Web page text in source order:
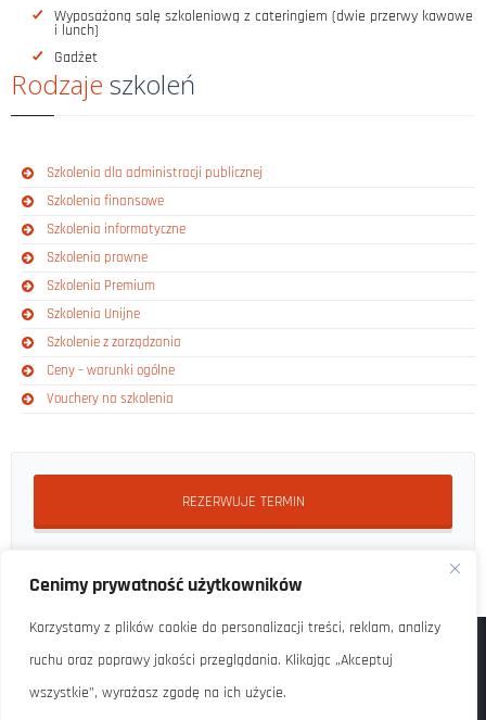
Cenimy prywatność użytkowników
Korzystamy z plików cookie do personalizacji treści, reklam, analizy
ruchu oraz poprawy jakości przeglądania. Klikając „Akceptuj
wszystkie”, wyrażasz zgodę na ich użycie.
Wyposażoną salę szkoleniową z cateringiem (dwie przerwy kawowe
i lunch)
Gadżet
Rodzaje szkoleń
Szkolenia dla administracji publicznej
Szkolenia finansowe
Szkolenia informatyczne
Szkolenia prawne
Szkolenia Premium
Szkolenia Unijne
Szkolenie z zarządzania
Ceny – warunki ogólne
Vouchery na szkolenia
REZERWUJE TERMIN